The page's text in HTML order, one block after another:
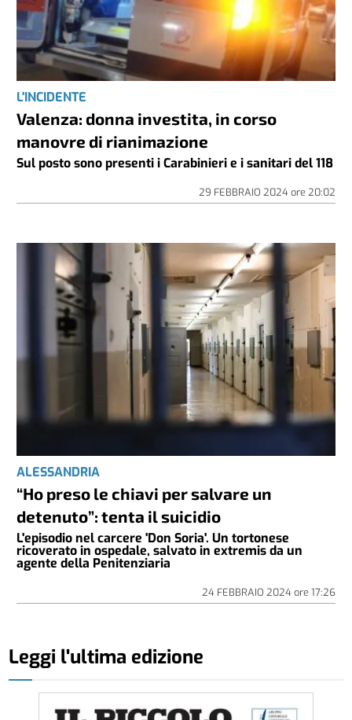
L'INCIDENTE
Valenza: donna investita, in corso
manovre di rianimazione
Sul posto sono presenti i Carabinieri e i sanitari del 118
29 FEBBRAIO 2024ore 20:02
ALESSANDRIA
“Ho preso le chiavi per salvare un
detenuto”: tenta il suicidio
L'episodio nel carcere 'Don Soria'. Un tortonese
ricoverato in ospedale, salvato in extremis da un
agente della Penitenziaria
24 FEBBRAIO 2024ore 17:26
Leggi l'ultima edizione